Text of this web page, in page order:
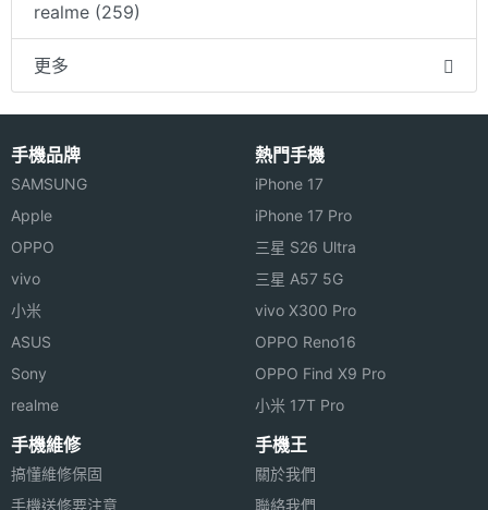
realme (259)
更多
手機品牌
SAMSUNG
Apple
OPPO
vivo
小米
ASUS
Sony
realme
熱門手機
iPhone 17
iPhone 17 Pro
三星 S26 Ultra
三星 A57 5G
vivo X300 Pro
OPPO Reno16
OPPO Find X9 Pro
小米 17T Pro
手機維修
搞懂維修保固
手機送修要注意
手機王
關於我們
聯絡我們